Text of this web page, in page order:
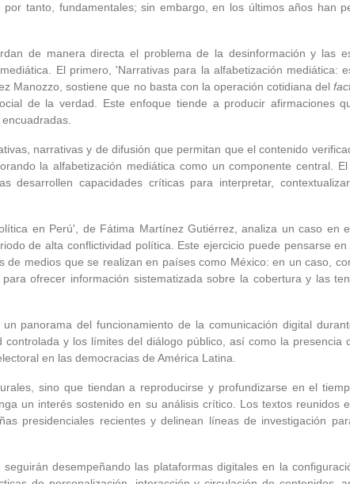
tanto, fundamentales; sin embargo, en los últimos años han
de manera directa el problema de la desinformación y las
El primero, 'Narrativas para la alfabetización mediática:
Manozzo, sostiene que no basta con la operación cotidiana del
de la verdad. Este enfoque tiende a producir afirmaciones
narrativas y de difusión que permitan que el contenido
la alfabetización mediática como un componente central.
desarrollen capacidades críticas para interpretar,
en Perú', de Fátima Martínez Gutiérrez, analiza un caso en
de alta conflictividad política. Este ejercicio puede pensarse
medios que se realizan en países como México: en un caso,
ofrecer información sistematizada sobre la cobertura y las
panorama del funcionamiento de la comunicación digital
y los límites del diálogo público, así como la presencia
en las democracias de América Latina.
sino que tiendan a reproducirse y profundizarse en el
un interés sostenido en su análisis crítico. Los textos reunidos
presidenciales recientes y delinean líneas de investigación
desempeñando las plataformas digitales en la